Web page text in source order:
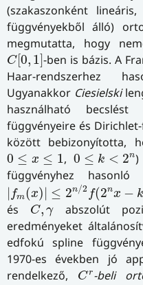
(szakaszonként
függvényekből álló)
megmutatta, hogy
C[ 0, 1 ]
C[0,1]-ben is bázis. A
Haar-rendszerhez
Ugyanakkor Ciesielski
használható
függvényeire és
között bebizonyította,
0 ≤ x ≤ 1
0 ≤x ≤1 , 0 ≤ k < 2n
0 ≤k <2 n
)
függvényhez hasonló
fm(x) ≤ 2n/2 f(2nx − k
|fm(x)|≤2n/2f(2nx−k )
és C, γ
C,γ abszolút
eredményeket
edfokú spline
1970-es években jó
rendelkező,
Cr
Cr-beli